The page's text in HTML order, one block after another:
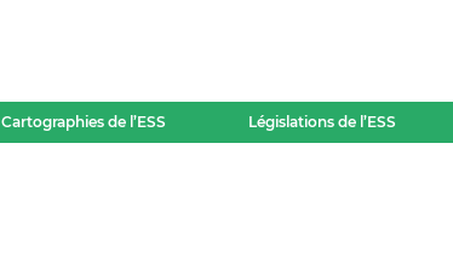
Cartographies de l’ESS Législations de l’ESS